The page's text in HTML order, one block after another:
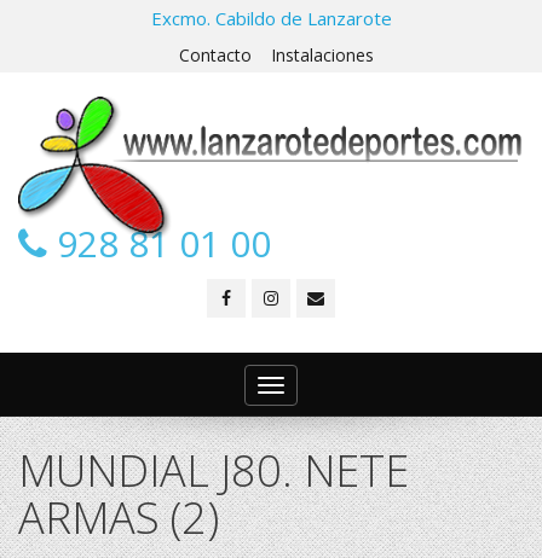
Excmo. Cabildo de Lanzarote
Contacto Instalaciones
928 81 01 00
Toggle
navigation
MUNDIAL J80. NETE
ARMAS (2)